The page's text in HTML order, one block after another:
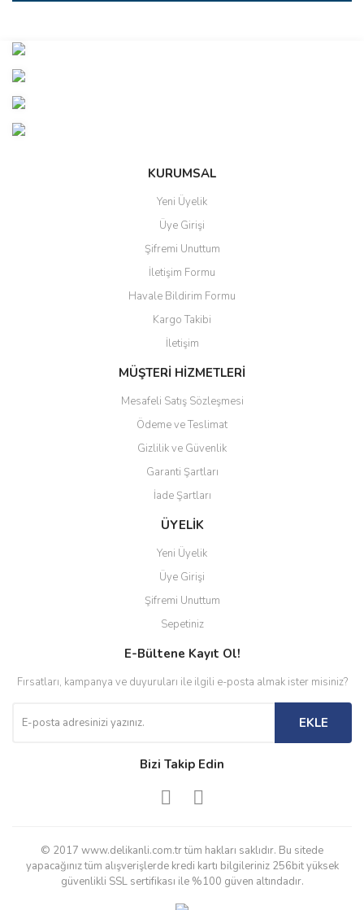
konularda yetersiz gördüğünüz noktaları öneri formunu kullanarak
Görüş ve önerileriniz için teşekkür ederiz.
Ürün bilgilerinde hatalar bulunuyor.
Gönder
KURUMSAL
Yeni Üyelik
Üye Girişi
Şifremi Unuttum
İletişim Formu
Havale Bildirim Formu
Kargo Takibi
İletişim
MÜŞTERİ HİZMETLERİ
Mesafeli Satış Sözleşmesi
Ödeme ve Teslimat
Gizlilik ve Güvenlik
Garanti Şartları
İade Şartları
ÜYELİK
Yeni Üyelik
Üye Girişi
Şifremi Unuttum
Sepetiniz
E-Bültene Kayıt Ol!
Fırsatları, kampanya ve duyuruları ile ilgili e-posta almak ister misiniz?
EKLE
Bizi Takip Edin
© 2017 www.delikanli.com.tr tüm hakları saklıdır. Bu sitede
yapacağınız tüm alışverişlerde kredi kartı bilgileriniz 256bit yüksek
güvenlikli SSL sertifikası ile %100 güven altındadır.